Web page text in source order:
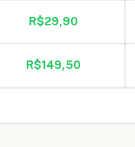
R$29,90
R$149,50